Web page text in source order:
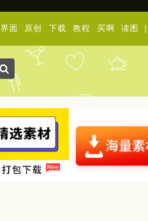
界面 原创 下载 教程 买啊 读图 |